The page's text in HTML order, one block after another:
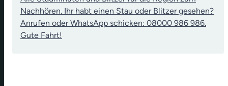
Nachhören. Ihr habt einen Stau oder Blitzer gesehen?
Anrufen oder WhatsApp schicken: 08000 986 986.
Gute Fahrt!